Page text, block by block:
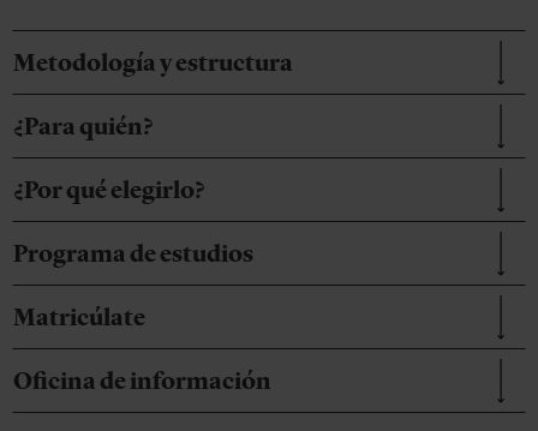
Metodología y estructura
¿Para quién?
¿Por qué elegirlo?
Programa de estudios
Matricúlate
Oficina de información